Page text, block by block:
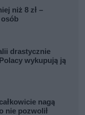
niż 8 zł –
drastycznie
wykupują ją
nagą
nie pozwolił